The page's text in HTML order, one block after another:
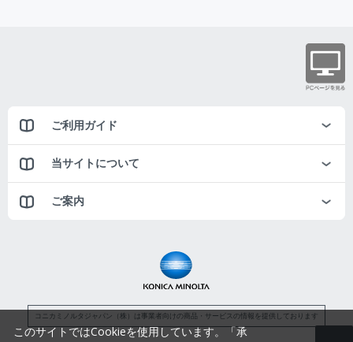
ご利用ガイド
当サイトについて
ご案内
コニカミノルタジャパン（株）は事業者向けの商品・サービスの情報を提供しております
このサイトではCookieを使用しています。「承